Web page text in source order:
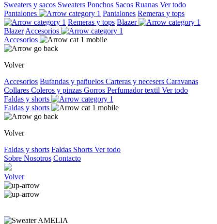
Sweaters y sacos Sweaters Ponchos Sacos Ruanas Ver todo
Pantalones
Pantalones Remeras y tops
Remeras y tops Blazer
Blazer Accesorios
Accesorios
Volver
Accesorios Bufandas y pañuelos Carteras y necesers Caravanas
Collares Coleros y pinzas Gorros Perfumador textil Ver todo
Faldas y shorts
Faldas y shorts
Volver
Faldas y shorts Faldas Shorts Ver todo
Sobre Nosotros Contacto
Volver